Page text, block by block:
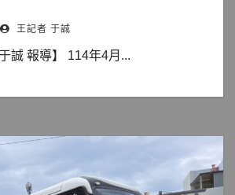
王記者 于誠
誠 報導】 114年4月...